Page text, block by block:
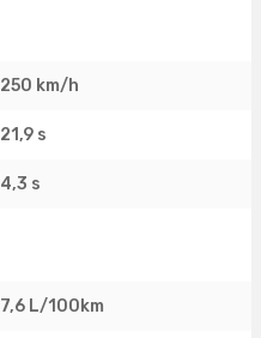
250 km/h
21,9 s
4,3 s
7,6 L/100km